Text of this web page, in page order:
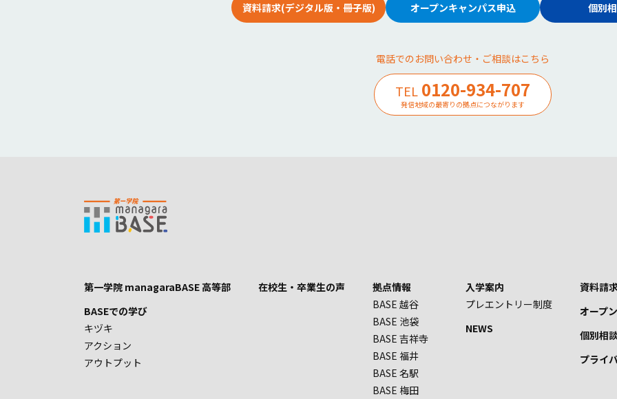
資料請求(デジタル版・冊子版) オープンキャンパス申込 個別
電話でのお問い合わせ・ご相談はこちら
TEL 0120-934-707
発信地域の最寄りの拠点につながります
第一学院 managaraBASE 高等部
BASEでの学び
キヅキ
アクション
アウトプット
在校生・卒業生の声
拠点情報
BASE 越谷
BASE 池袋
BASE 吉祥寺
BASE 福井
BASE 名駅
BASE 梅田
入学案内
プレエントリー制度
NEWS
資料請
オープ
個別相
プライ